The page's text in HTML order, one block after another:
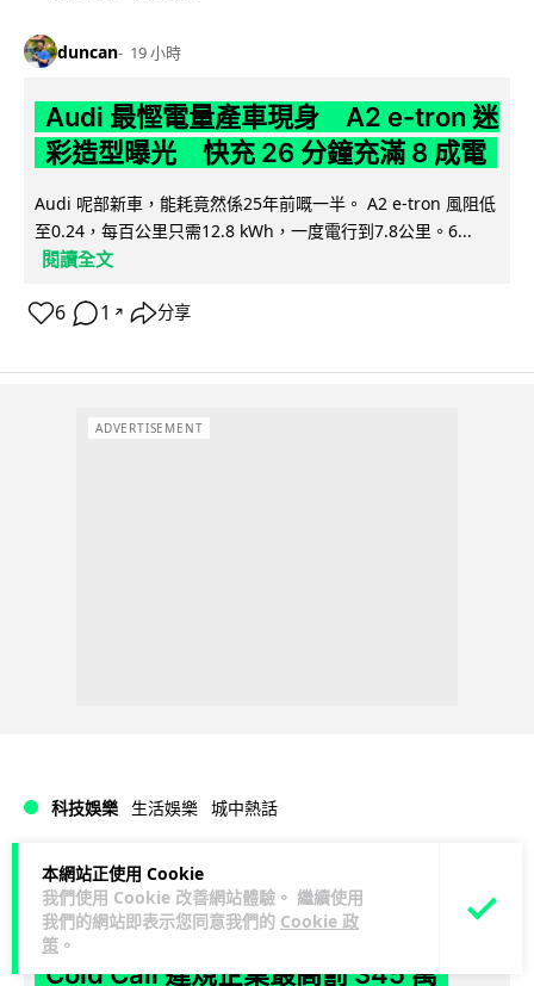
本網站正使用 Cookie
我們使用 Cookie 改善網站體驗。 繼續使用
我們的網站即表示您同意我們的 Cookie 政
策 。
duncan 19 小時
Audi 最慳電量產車現身 A2 e-tron 迷
彩造型曝光 快充 26 分鐘充滿 8 成電
Audi 呢部新車，能耗竟然係25年前嘅一半。 A2 e-tron 風阻低
至0.24，每百公里只需12.8 kWh，一度電行到7.8公里。6...
閱讀全文
6 1 ↗ 分享
ADVERTISEMENT
科技娛樂 生活娛樂 城中熱話
Vin 19 小時
法國 8 月 11 日出新例 未經同意嚴禁
Cold Call 違規企業最高罰 345 萬